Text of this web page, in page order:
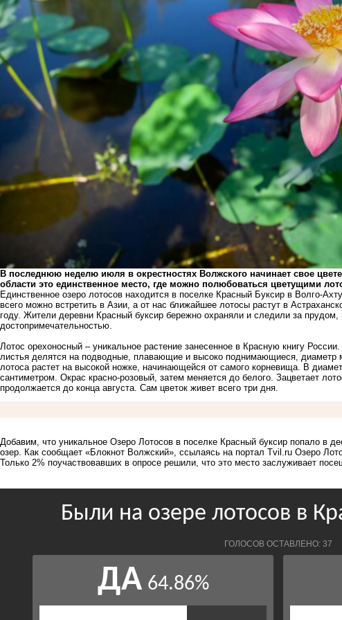
В последнюю неделю июля в окрестностях Волжского начинает свое
области это единственное место, где можно полюбоваться цветущими
Единственное озеро лотосов находится в поселке Красный Буксир в Волго-
всего можно встретить в Азии, а от нас ближайшее лотосы растут в
году. Жители деревни Красный буксир бережно охраняли и следили за прудом,
достопримечательностью.
Лотос орехоносный – уникальное растение занесенное в Красную книгу
листья делятся на подводные, плавающие и высоко поднимающиеся, диаметр
лотоса растет на высокой ножке, начинающейся от самого корневища. В
сантиметром. Окрас красно-розовый, затем меняется до белого. Зацветает
продолжается до конца августа. Сам цветок живет всего три дня.
Добавим, что уникальное Озеро Лотосов в поселке Красный буксир попало в
озер. Как сообщает «Блокнот Волжский», ссылаясь на портал Tvil.ru Озеро
Только 2% поучаствовавших в опросе решили, что это место заслуживает